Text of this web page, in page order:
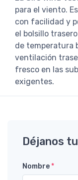
para el viento.
con facilidad y
el bolsillo
de temperatura
ventilación
fresco en las
exigentes.
Déjanos
Nombre*